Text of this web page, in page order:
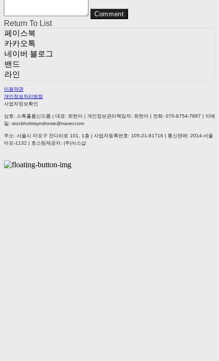
Comment
Return To List
페이스북
카카오톡
네이버 블로그
밴드
라인
이용약관
개인정보처리방침
사업자정보확인
상호: 스톡홀름신드롬 | 대표: 최한아 | 개인정보관리책임자: 최한아 | 전화: 070-8754-7897 | 이메
일: stockholmsyndrome@naver.com
주소: 서울시 마포구 잔다리로 101, 1층 | 사업자등록번호: 105-21-81716 | 통신판매: 2014-서울
마포-1132 | 호스팅제공자: (주)식스샵